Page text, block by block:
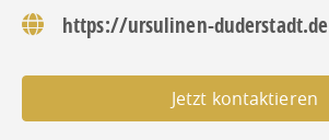
https://ursulinen-duderstadt.de
Jetzt kontaktieren